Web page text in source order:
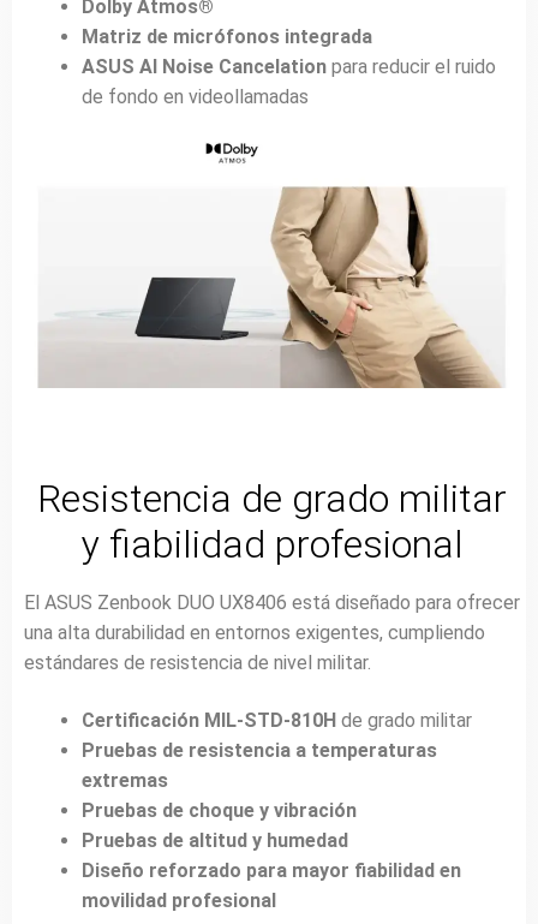
Dolby Atmos®
Matriz de micrófonos integrada
ASUS AI Noise Cancelation para reducir el ruido
de fondo en videollamadas
Resistencia de grado militar
y fiabilidad profesional
El ASUS Zenbook DUO UX8406 está diseñado para ofrecer
una alta durabilidad en entornos exigentes, cumpliendo
estándares de resistencia de nivel militar.
Certificación MIL-STD-810H de grado militar
Pruebas de resistencia a temperaturas
extremas
Pruebas de choque y vibración
Pruebas de altitud y humedad
Diseño reforzado para mayor fiabilidad en
movilidad profesional